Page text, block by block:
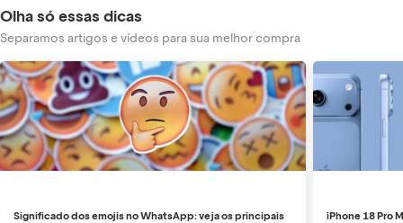
Olha só essas dicas
Separamos artigos e vídeos para sua melhor compra
Significado dos emojis no WhatsApp: veja os principais iPhone 18 Pro